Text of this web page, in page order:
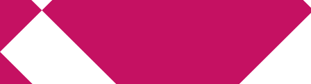
Annikas litteratur-
och kulturblogg